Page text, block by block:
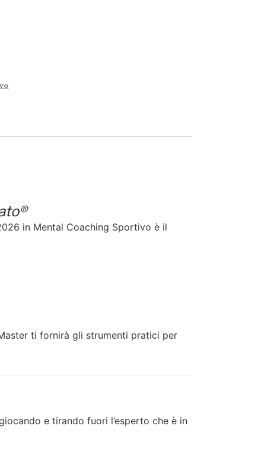
in Mental Coaching Sportivo è il
ti fornirà gli strumenti pratici per
e tirando fuori l’esperto che è in